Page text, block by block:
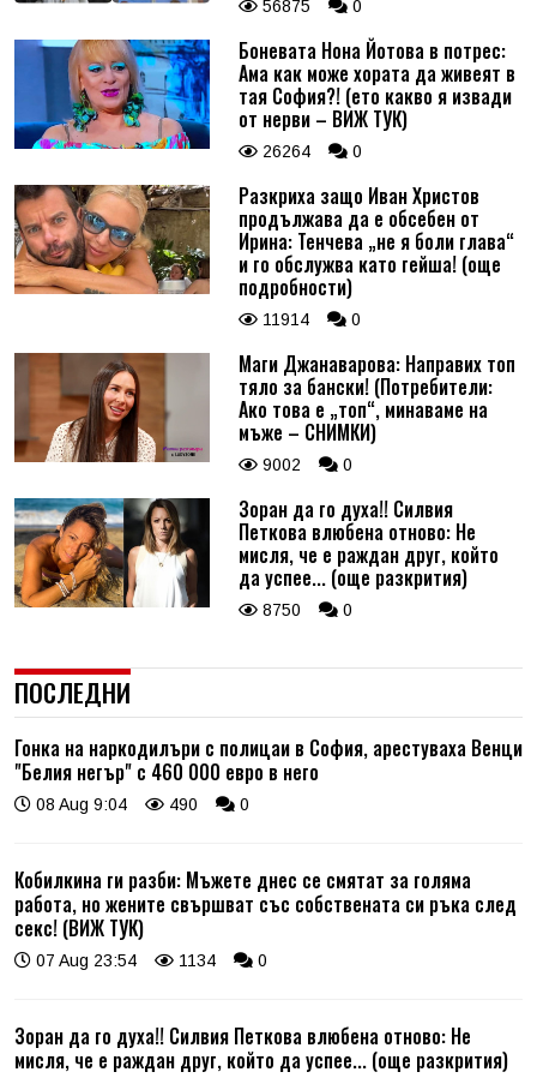
56875 0
Боневата Нона Йотова в потрес:
Ама как може хората да живеят в
тая София?! (ето какво я извади
от нерви – ВИЖ ТУК)
26264 0
Разкриха защо Иван Христов
продължава да е обсебен от
Ирина: Тенчева „не я боли глава“
и го обслужва като гейша! (още
подробности)
11914 0
Маги Джанаварова: Направих топ
тяло за бански! (Потребители:
Ако това е „топ“, минаваме на
мъже – СНИМКИ)
9002 0
Зоран да го духа!! Силвия
Петкова влюбена отново: Не
мисля, че е раждан друг, който
да успее... (още разкрития)
8750 0
ПОСЛЕДНИ
Гонка на наркодилъри с полицаи в София, арестуваха Венци
"Белия негър" с 460 000 евро в него
08 Aug 9:04 490 0
Кобилкина ги разби: Мъжете днес се смятат за голяма
работа, но жените свършват със собствената си ръка след
секс! (ВИЖ ТУК)
07 Aug 23:54 1134 0
Зоран да го духа!! Силвия Петкова влюбена отново: Не
мисля, че е раждан друг, който да успее... (още разкрития)